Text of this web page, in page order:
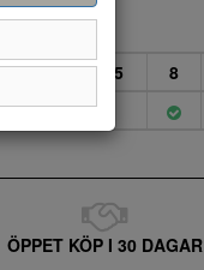
7 7,5 8
ÖPPET KÖP I 30 DAGAR